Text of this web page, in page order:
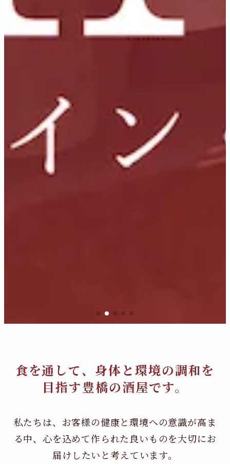
食を通して、身体と環境の調和を
目指す豊橋の酒屋です。
私たちは、お客様の健康と環境への意識が高ま
る中、 心を込めて作られた良いものを大切にお
届けしたいと考えています。